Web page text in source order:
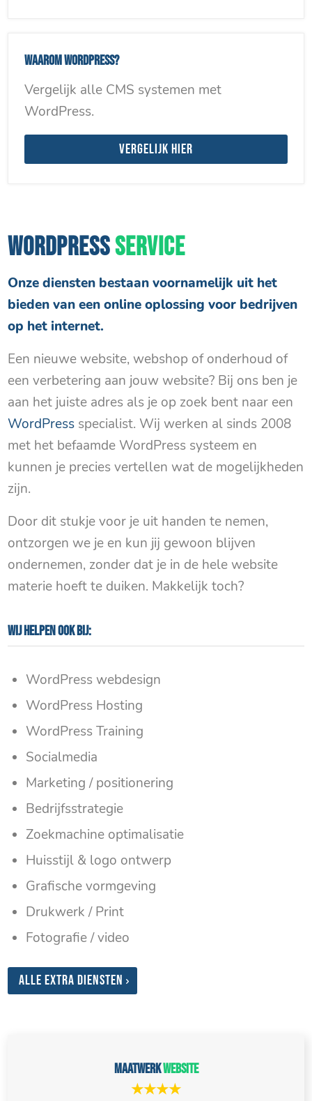
Waarom WordPress?
Vergelijk alle CMS systemen met
WordPress.
Vergelijk hier
WORDPRESSSERVICE
Onze diensten bestaan voornamelijk uit het
bieden van een online oplossing voor bedrijven
op het internet.
Een nieuwe website, webshop of onderhoud of
een verbetering aan jouw website? Bij ons ben je
aan het juiste adres als je op zoek bent naar een
WordPress specialist. Wij werken al sinds 2008
met het befaamde WordPress systeem en
kunnen je precies vertellen wat de mogelijkheden
zijn.
Door dit stukje voor je uit handen te nemen,
ontzorgen we je en kun jij gewoon blijven
ondernemen, zonder dat je in de hele website
materie hoeft te duiken. Makkelijk toch?
Wij helpen ook bij:
WordPress webdesign
WordPress Hosting
WordPress Training
Socialmedia
Marketing / positionering
Bedrijfsstrategie
Zoekmachine optimalisatie
Huisstijl & logo ontwerp
Grafische vormgeving
Drukwerk / Print
Fotografie / video
Alle extra diensten
Maatwerkwebsite
★★★★